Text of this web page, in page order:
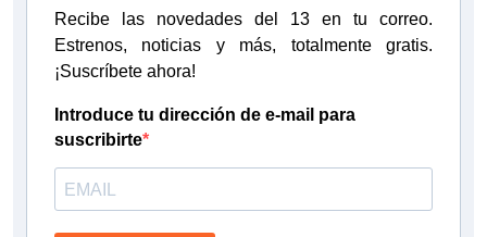
Recibe las novedades del 13 en tu correo.
Estrenos, noticias y más, totalmente gratis.
¡Suscríbete ahora!
Introduce tu dirección de e-mail para
suscribirte